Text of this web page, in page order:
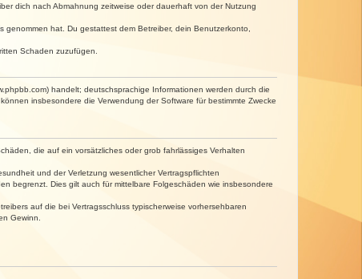
dich nach Abmahnung zeitweise oder dauerhaft von der Nutzung
hat. Du gestattest dem Betreiber, dein Benutzerkonto,
Schaden zuzufügen.
handelt; deutschsprachige Informationen werden durch die
insbesondere die Verwendung der Software für bestimmte Zwecke
die auf ein vorsätzliches oder grob fahrlässiges Verhalten
und der Verletzung wesentlicher Vertragspflichten
begrenzt. Dies gilt auch für mittelbare Folgeschäden wie insbesondere
auf die bei Vertragsschluss typischerweise vorhersehbaren
Gewinn.